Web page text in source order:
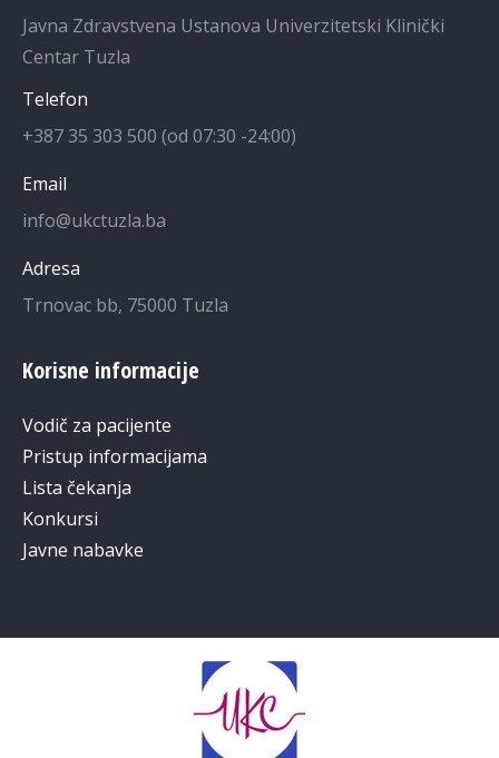
Javna Zdravstvena Ustanova Univerzitetski Klinički
Centar Tuzla
Telefon
+387 35 303 500 (od 07:30 -24:00)
Email
info@ukctuzla.ba
Adresa
Trnovac bb, 75000 Tuzla
Korisne informacije
Vodič za pacijente
Pristup informacijama
Lista čekanja
Konkursi
Javne nabavke